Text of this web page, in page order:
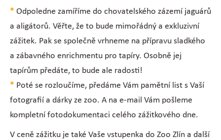
* Odpoledne zamíříme do chovatelského zázemí jaguárů
a aligátorů. Věřte, že to bude mimořádný a exkluzivní
zážitek. Pak se společně vrhneme na přípravu sladkého
a zábavného enrichmentu pro tapíry. Osobně jej
tapírům předáte, to bude ale radosti!
* Poté se rozloučíme, předáme Vám pamětní list s Vaší
fotografií a dárky ze zoo. A na e-mail Vám pošleme
kompletní fotodokumentaci celého zážitkového dne.
V ceně zážitku je také Vaše vstupenka do Zoo Zlín a další